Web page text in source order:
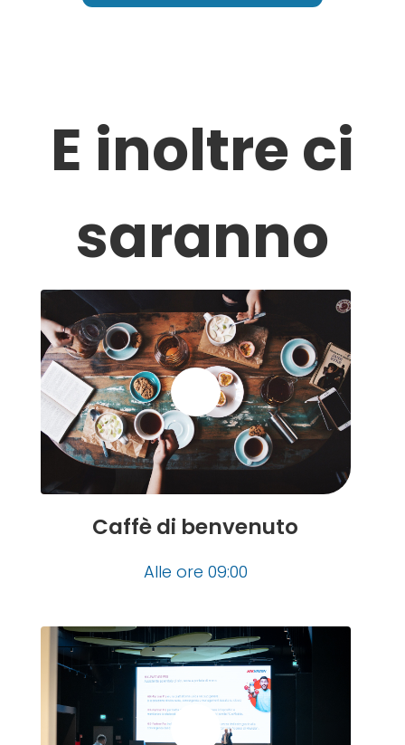
E inoltre ci
saranno
Caffè di benvenuto
Alle ore 09:00